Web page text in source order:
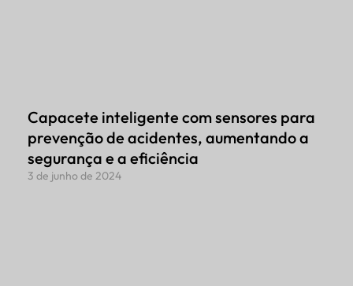
Capacete inteligente com sensores para
prevenção de acidentes, aumentando a
segurança e a eficiência
3 de junho de 2024